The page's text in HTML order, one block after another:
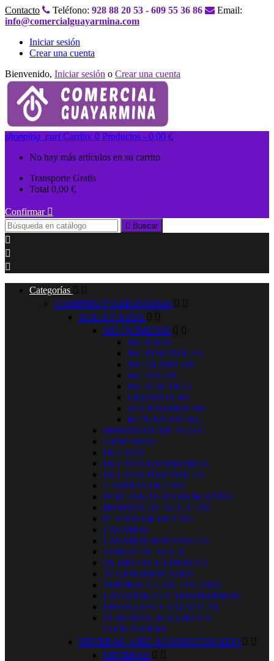
Contacto Teléfono: 928 88 20 53 - 609 55 36 86
Email:
info@comercialguayarmina.com
Iniciar sesión
Crear una cuenta
Bienvenido, Iniciar sesión o Crear una cuenta
shopping_cart Carrito: 0 Productos - 0,00 €
No hay más artículos en su carrito
Transporte Gratis
Total 0,00 €
Confirmar 
 Buscar



Categorías  
CAMPING Y CARAVANAS  
AGUA Y ASEO  
WC QUIMICOS  
WC FIJOS
WC PORTATILES
WC QUIMICOS
WC SECOS
WC NAUTICO
LIQUIDOS WC
ACCESORIOS WC
REPUESTOS WC
DEPOSITOS DE AGUA
GRIFERIAS
DUCHAS
DUCHAS EXTERIORES
DUCHAS PORTATILES
CABINAS DUCHA
PERCIANAS DIVISOR BAÑO
BOMBAS DE AGUA 12V
PLATOS DE DUCHA
LAVABOS
LAVABOS PORTATILES
TOMAS DE AGUA
QUIMICOS Y LIMPIEZA
ACCESORIOS ASEO
TERMOS A GAS, 12V, 220V
LAVADORAS Y TENDEDEROS
DESAGUES Y VALVULAS
TUBERIAS, RACORES Y
CONEXIONES
NEVERAS, AIRE ACONDICIONADO  
NEVERAS  